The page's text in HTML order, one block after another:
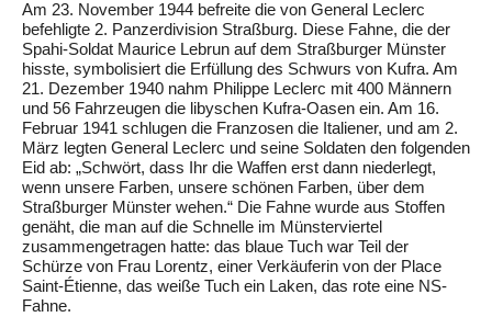
Am 23. November 1944 befreite die von General Leclerc
befehligte 2. Panzerdivision Straßburg. Diese Fahne, die der
Spahi-Soldat Maurice Lebrun auf dem Straßburger Münster
hisste, symbolisiert die Erfüllung des Schwurs von Kufra. Am
21. Dezember 1940 nahm Philippe Leclerc mit 400 Männern
und 56 Fahrzeugen die libyschen Kufra-Oasen ein. Am 16.
Februar 1941 schlugen die Franzosen die Italiener, und am 2.
März legten General Leclerc und seine Soldaten den folgenden
Eid ab: „Schwört, dass Ihr die Waffen erst dann niederlegt,
wenn unsere Farben, unsere schönen Farben, über dem
Straßburger Münster wehen.“ Die Fahne wurde aus Stoffen
genäht, die man auf die Schnelle im Münsterviertel
zusammengetragen hatte: das blaue Tuch war Teil der
Schürze von Frau Lorentz, einer Verkäuferin von der Place
Saint-Étienne, das weiße Tuch ein Laken, das rote eine NS-
Fahne.